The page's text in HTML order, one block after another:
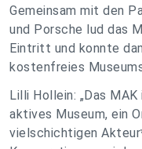
Gemeinsam mit den
und Porsche lud das
Eintritt und konnte
kostenfreies
Lilli Hollein: „Das
aktives Museum, ein
vielschichtigen